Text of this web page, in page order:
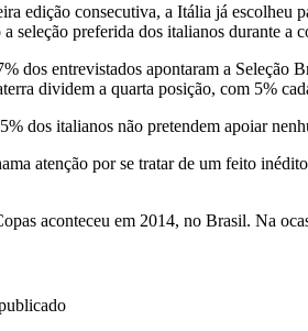
edição consecutiva, a Itália já
seleção preferida dos italianos durante a
dos entrevistados apontaram a Seleção
dividem a quarta posição, com 5%
dos italianos não pretendem apoiar
atenção por se tratar de um feito
aconteceu em 2014, no Brasil. Na